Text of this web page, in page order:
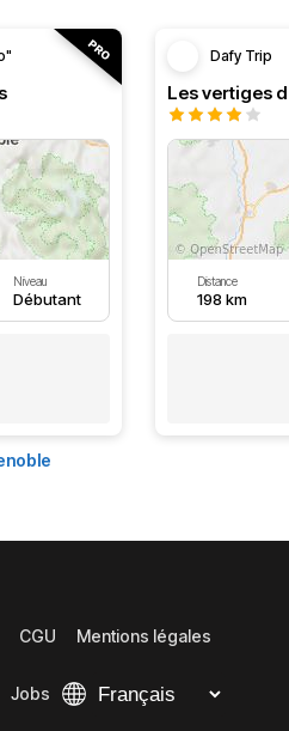
Niveau
Débutant
Dafy Trip
Les vertiges
Distance
198 km
CGU Mentions légales
Jobs